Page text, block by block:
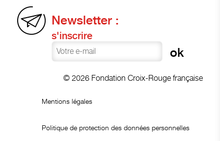
Newsletter :
s'inscrire
© 2026 Fondation Croix-Rouge française
Mentions légales
Politique de protection des données personnelles